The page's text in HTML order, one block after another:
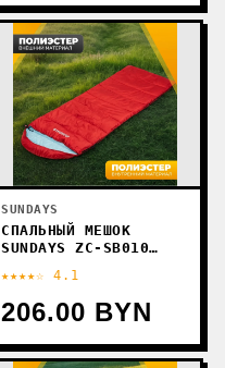
SUNDAYS
СПАЛЬНЫЙ МЕШОК
SUNDAYS ZC-SB010
★★★★☆ 4.1
206.00 BYN